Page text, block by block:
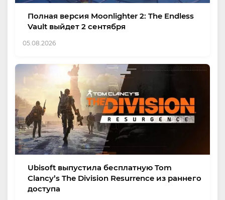
Полная версия Moonlighter 2: The Endless
Vault выйдет 2 сентября
05.08.2026
Ubisoft выпустила бесплатную Tom
Clancy’s The Division Resurrence из раннего
доступа